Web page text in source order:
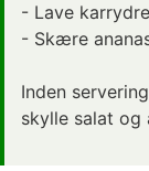
- Lave
- Skære
Inden
skylle salat og